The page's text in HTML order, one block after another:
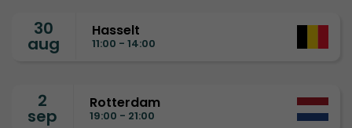
30
aug
Hasselt
11:00 - 14:00
2
sep
Rotterdam
19:00 - 21:00